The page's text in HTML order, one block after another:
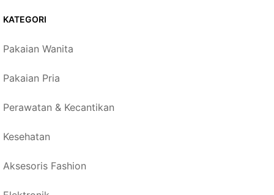
KATEGORI
Pakaian Wanita
Pakaian Pria
Perawatan & Kecantikan
Kesehatan
Aksesoris Fashion